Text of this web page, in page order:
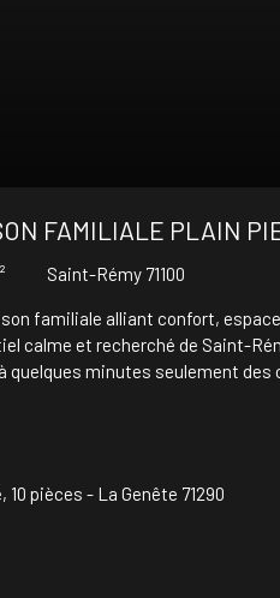
FAMILIALE PLAIN
Saint-Rémy 71100
familiale alliant confort,
calme et recherché de Saint-
quelques minutes seulement
fonctionnel pouvant
et sans vis-à-vis direct avec :